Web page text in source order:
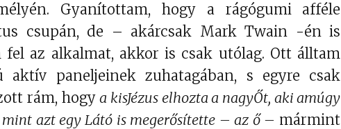
Gyanítottam, hogy a rágógumi afféle
csupán, de – akárcsak Mark Twain -én is
az alkalmat, akkor is csak utólag. Ott álltam
aktív paneljeinek zuhatagában, s egyre csak
rám, hogya kisJézus elhozta a nagyŐt, aki amúgy
azt egy Látó is megerősítette – az ő – mármint